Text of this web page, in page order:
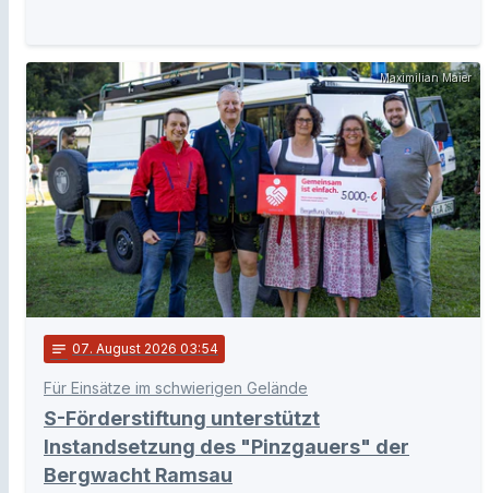
Maximilian Maier
notes 07. August 2026 03:54
Für Einsätze im schwierigen Gelände
S-Förderstiftung unterstützt
Instandsetzung des "Pinzgauers" der
Bergwacht Ramsau